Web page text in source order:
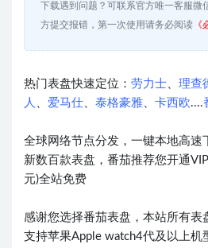
下载遇到问题？可联系官方唯一客服微
方提交报错，第一次使用请务必阅读 《
热门表盘快速定位： 劳力士 理查
人
爱马仕 泰格豪雅 卡西欧....
全球网络节点分发，一键本地高速
新数百款表盘，番茄推荐您开通
元)全站免费
感谢您选择番茄表盘，本站所有表
支持苹果Apple watch4代及以上机